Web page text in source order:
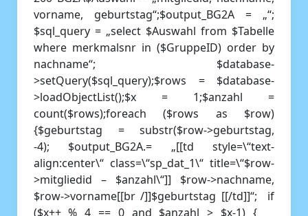
vorname, geburtstag“;$output_BG2A = „“;
$sql_query = „select $Auswahl from $Tabelle
where merkmalsnr in ($GruppeID) order by
nachname“; $database-
>setQuery($sql_query);$rows = $database-
>loadObjectList();$x = 1;$anzahl =
count($rows);foreach ($rows as $row)
{$geburtstag = substr($row->geburtstag,
-4); $output_BG2A.= „[[td style=\“text-
align:center\“ class=\“sp_dat_1\“ title=\“$row-
>mitgliedid – $anzahl\“]] $row->nachname,
$row->vorname[[br /]]$geburtstag [[/td]]“; if
($x++ % 4 == 0 and $anzahl > $x-1) {